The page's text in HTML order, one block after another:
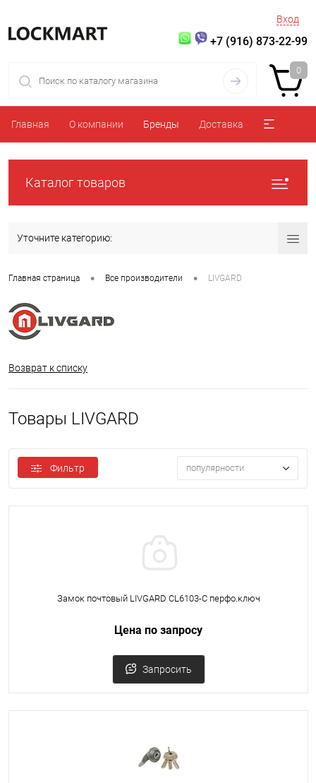
Вход
+7 (916) 873-22-99
0
Главная О компании Бренды Доставка
Каталог товаров
Уточните категорию:
Главная страница • Все производители • LIVGARD
Возврат к списку
Товары LIVGARD
Фильтр популярности
Замок почтовый LIVGARD CL6103-C перфо.ключ
Цена по запросу
Запросить